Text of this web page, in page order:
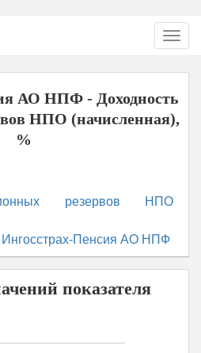
АО НПФ - Доходность
НПО (начисленная),
%
резервов НПО
Ингосстрах-Пенсия АО НПФ
показателя